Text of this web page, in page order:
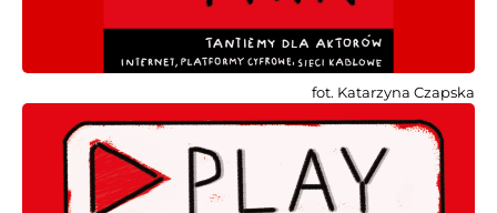
fot. Katarzyna Czapska